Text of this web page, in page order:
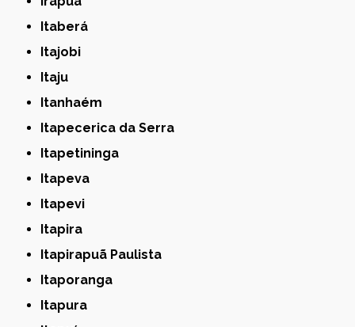
Itaberá
Itajobi
Itaju
Itanhaém
Itapecerica da Serra
Itapetininga
Itapeva
Itapevi
Itapira
Itapirapuã Paulista
Itaporanga
Itapura